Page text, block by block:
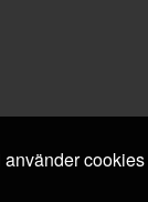
använder